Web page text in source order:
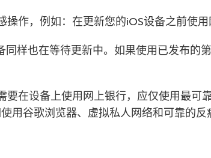
操作，例如：在更新您的iOS设备之前使用
同样也在等待更新中。如果使用已发布的
要在设备上使用网上银行，应仅使用最可
用谷歌浏览器、虚拟私人网络和可靠的反